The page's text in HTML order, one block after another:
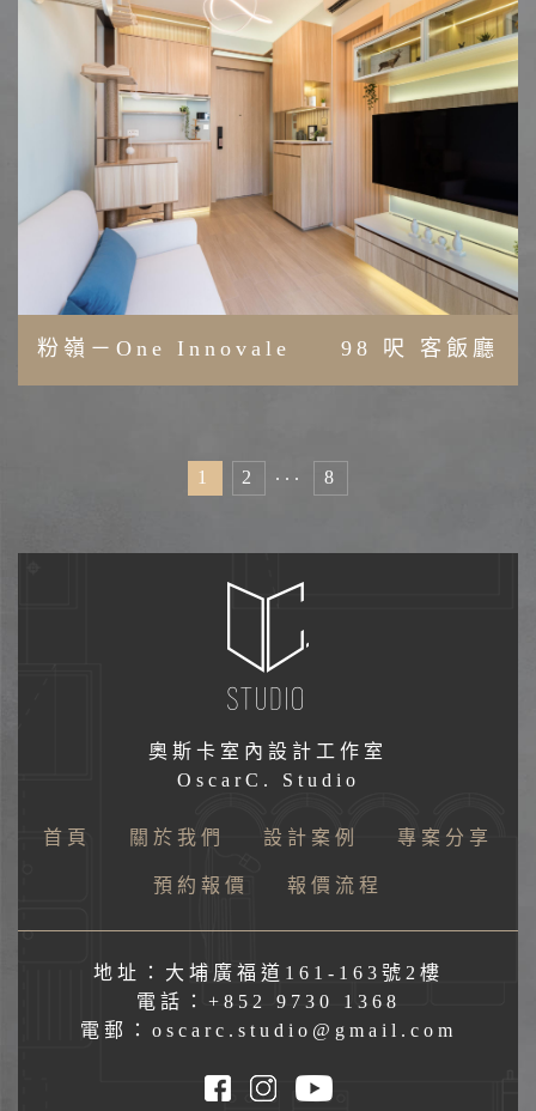
粉嶺－One Innovale 98 呎 客飯廳
1 2 ... 8
奧斯卡室內設計工作室
OscarC. Studio
首頁 關於我們 設計案例 專案分享
預約報價 報價流程
地址：大埔廣福道161-163號2樓
電話：+852 9730 1368
電郵：oscarc.studio@gmail.com